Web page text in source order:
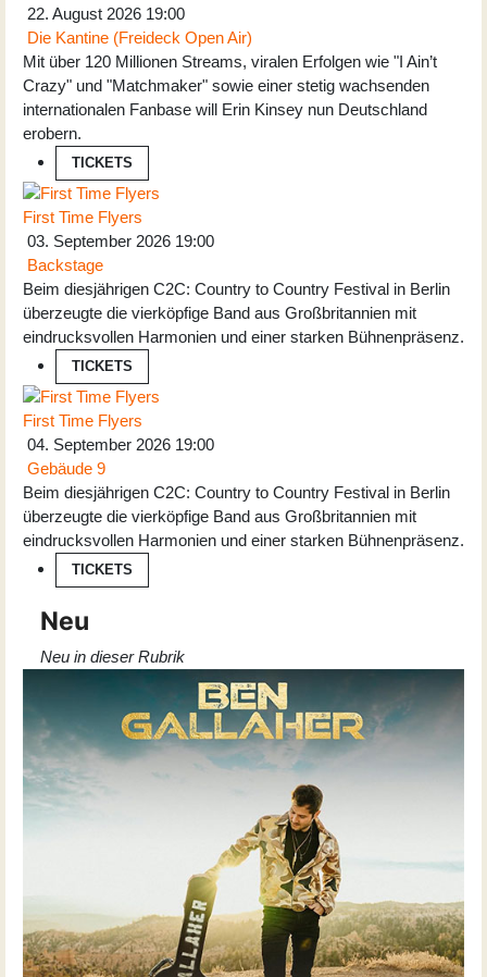
22. August 2026 19:00
Die Kantine (Freideck Open Air)
Mit über 120 Millionen Streams, viralen Erfolgen wie "I Ain’t
Crazy" und "Matchmaker" sowie einer stetig wachsenden
internationalen Fanbase will Erin Kinsey nun Deutschland
erobern.
TICKETS
First Time Flyers
03. September 2026 19:00
Backstage
Beim diesjährigen C2C: Country to Country Festival in Berlin
überzeugte die vierköpfige Band aus Großbritannien mit
eindrucksvollen Harmonien und einer starken Bühnenpräsenz.
TICKETS
First Time Flyers
04. September 2026 19:00
Gebäude 9
Beim diesjährigen C2C: Country to Country Festival in Berlin
überzeugte die vierköpfige Band aus Großbritannien mit
eindrucksvollen Harmonien und einer starken Bühnenpräsenz.
TICKETS
Neu
Neu in dieser Rubrik